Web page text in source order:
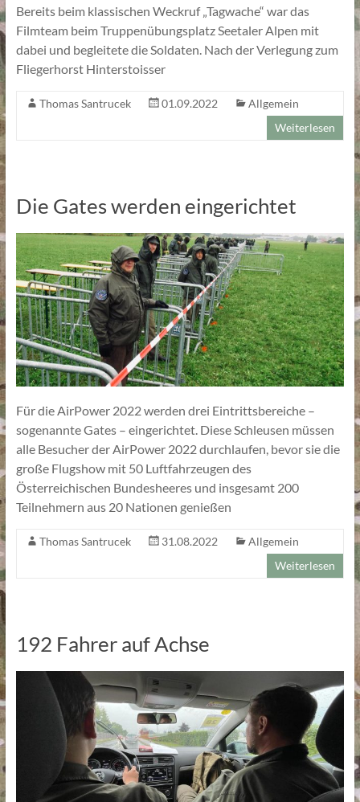
Bereits beim klassischen Weckruf „Tagwache“ war das
Filmteam beim Truppenübungsplatz Seetaler Alpen mit
dabei und begleitete die Soldaten. Nach der Verlegung zum
Fliegerhorst Hinterstoisser
Thomas Santrucek 01.09.2022
Allgemein
Weiterlesen
Die Gates werden eingerichtet
Für die AirPower 2022 werden drei Eintrittsbereiche –
sogenannte Gates – eingerichtet. Diese Schleusen müssen
alle Besucher der AirPower 2022 durchlaufen, bevor sie die
große Flugshow mit 50 Luftfahrzeugen des
Österreichischen Bundesheeres und insgesamt 200
Teilnehmern aus 20 Nationen genießen
Thomas Santrucek 31.08.2022
Allgemein
Weiterlesen
192 Fahrer auf Achse